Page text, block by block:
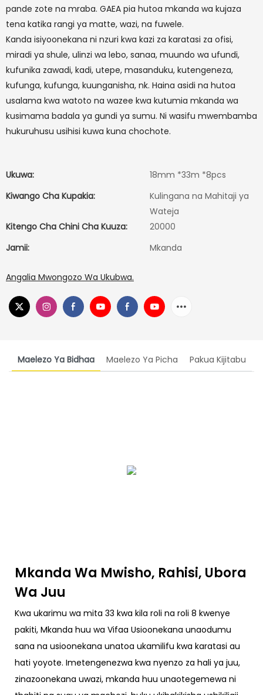
pande zote na mraba. GAEA pia hutoa mkanda wa kujaza
tena katika rangi ya matte, wazi, na fuwele.
Kanda isiyoonekana ni nzuri kwa kazi za karatasi za ofisi,
miradi ya shule, ulinzi wa lebo, sanaa, muundo wa ufundi,
kufunika zawadi, kadi, utepe, masanduku, kutengeneza,
kufunga, kufunga, kuunganisha, nk. Haina asidi na hutoa
usalama kwa watoto na wazee kwa kutumia mkanda wa
kusimama badala ya gundi ya sumu. Ni wasifu mwembamba
hukuruhusu usihisi kuwa kuna chochote.
Ukuwa:
18mm *33m *8pcs
Kiwango Cha Kupakia:
Kulingana na Mahitaji ya
Wateja
Kitengo Cha Chini Cha Kuuza:
20000
Jamii:
Mkanda
Angalia Mwongozo Wa Ukubwa.
Maelezo Ya Bidhaa Maelezo Ya Picha Pakua Kijitabu
Mkanda Wa Mwisho, Rahisi, Ubora
Wa Juu
Kwa ukarimu wa mita 33 kwa kila roli na roli 8 kwenye
pakiti, Mkanda huu wa Vifaa Usioonekana unaodumu
sana na usioonekana unatoa ukamilifu kwa karatasi au
hati yoyote. Imetengenezwa kwa nyenzo za hali ya juu,
zinazoonekana uwazi, mkanda huu unaotegemewa ni